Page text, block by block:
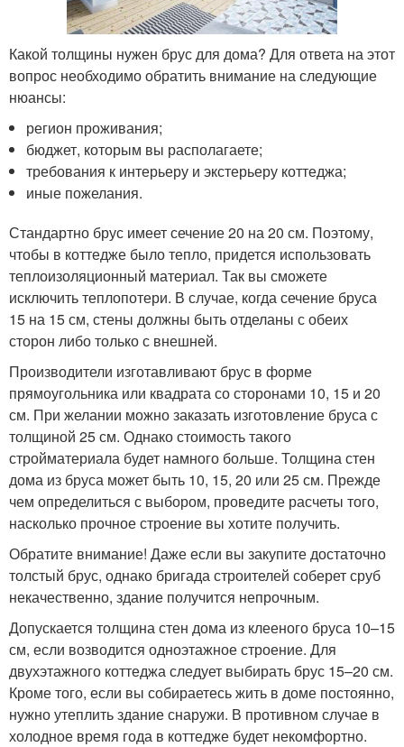
Какой толщины нужен брус для дома? Для ответа на этот
вопрос необходимо обратить внимание на следующие
нюансы:
регион проживания;
бюджет, которым вы располагаете;
требования к интерьеру и экстерьеру коттеджа;
иные пожелания.
Стандартно брус имеет сечение 20 на 20 см. Поэтому,
чтобы в коттедже было тепло, придется использовать
теплоизоляционный материал. Так вы сможете
исключить теплопотери. В случае, когда сечение бруса
15 на 15 см, стены должны быть отделаны с обеих
сторон либо только с внешней.
Производители изготавливают брус в форме
прямоугольника или квадрата со сторонами 10, 15 и 20
см. При желании можно заказать изготовление бруса с
толщиной 25 см. Однако стоимость такого
стройматериала будет намного больше. Толщина стен
дома из бруса может быть 10, 15, 20 или 25 см. Прежде
чем определиться с выбором, проведите расчеты того,
насколько прочное строение вы хотите получить.
Обратите внимание! Даже если вы закупите достаточно
толстый брус, однако бригада строителей соберет сруб
некачественно, здание получится непрочным.
Допускается толщина стен дома из клееного бруса 10–15
см, если возводится одноэтажное строение. Для
двухэтажного коттеджа следует выбирать брус 15–20 см.
Кроме того, если вы собираетесь жить в доме постоянно,
нужно утеплить здание снаружи. В противном случае в
холодное время года в коттедже будет некомфортно.